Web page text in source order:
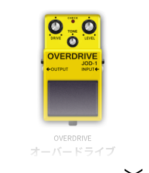
OVERDRIVE
オーバードライブ